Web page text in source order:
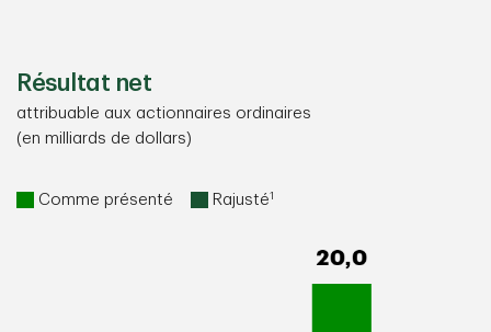
Résultat net
attribuable aux actionnaires ordinaires
(en milliards de dollars)
Comme présenté Rajusté1